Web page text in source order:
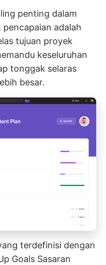
penting dalam
adalah
tujuan proyek
keseluruhan
tonggak selaras
besar.
terdefinisi dengan
Goals Sasaran